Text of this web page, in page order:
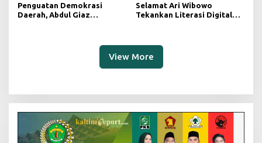
Penguatan Demokrasi
Daerah, Abdul Giaz
Selamat Ari Wibowo
Tekankan Literasi Digital
View More